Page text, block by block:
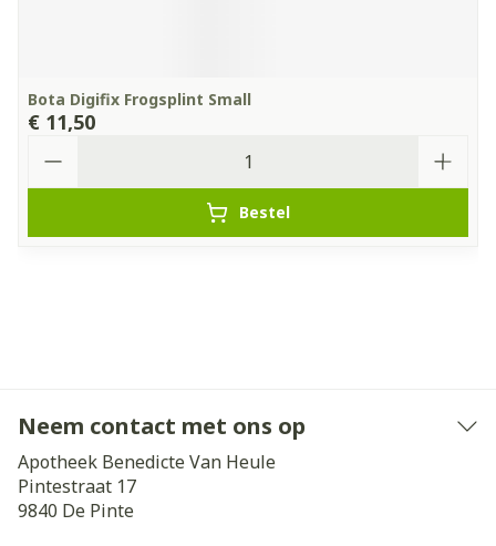
Bota Digifix Frogsplint Small
€ 11,50
Bestel
Neem contact met ons op
Apotheek Benedicte Van Heule
Pintestraat 17
9840 De Pinte